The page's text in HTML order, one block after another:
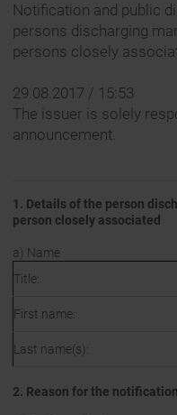
Notification and public
persons discharging
persons closely
29.08.2017 / 15:53
The issuer is solely
announcement.
1. Details of the person
person closely associated
a) Name
Title:
First name:
Last name(s):
2. Reason for the notification